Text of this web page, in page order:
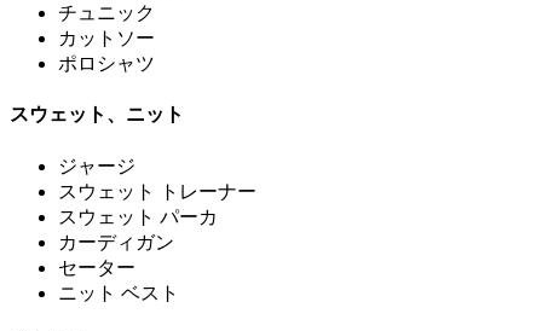
チュニック
カットソー
ポロシャツ
スウェット、ニット
ジャージ
スウェット トレーナー
スウェット パーカ
カーディガン
セーター
ニット ベスト